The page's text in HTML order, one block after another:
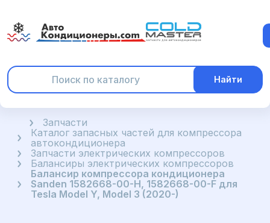
Найти
ГлавнаяЗапчасти
Каталог запасных частей для компрессора
автокондиционера
Запчасти электрических компрессоров
Балансиры электрических компрессоров
Балансир компрессора кондиционера
Sanden 1582668-00-H, 1582668-00-F для
Tesla Model Y, Model 3 (2020-)